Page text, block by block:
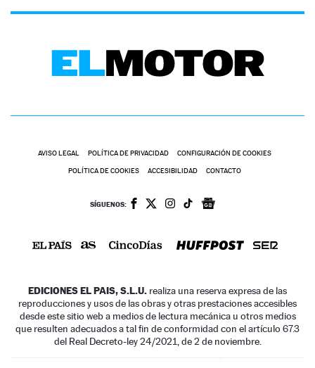
AVISO LEGAL POLÍTICA DE PRIVACIDAD CONFIGURACIÓN DE COOKIES
POLÍTICA DE COOKIES ACCESIBILIDAD CONTACTO
SÍGUENOS:
EDICIONES EL PAIS, S.L.U. realiza una reserva expresa de las
reproducciones y usos de las obras y otras prestaciones accesibles
desde este sitio web a medios de lectura mecánica u otros medios
que resulten adecuados a tal fin de conformidad con el artículo 67.3
del Real Decreto-ley 24/2021, de 2 de noviembre.